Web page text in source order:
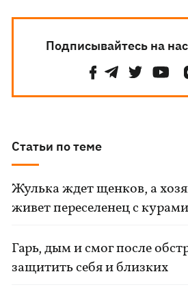
Подписывайтесь на
Статьи по теме
Жулька ждет щенков, а
живет переселенец с
Гарь, дым и смог после
защитить себя и близких